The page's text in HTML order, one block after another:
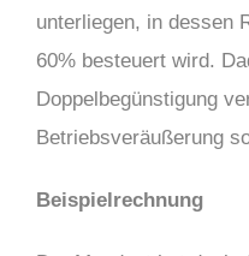
unterliegen, in dessen
60% besteuert wird.
Doppelbegünstigung
Betriebsveräußerung
Beispielrechnung